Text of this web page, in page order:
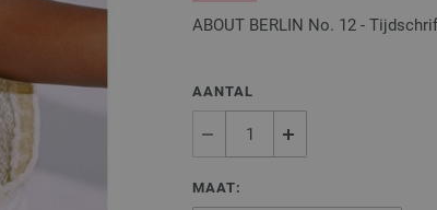
ABOUT BERLIN No. 12 -
AANTAL
MAAT: